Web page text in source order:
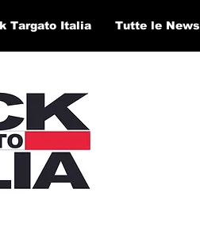
Targato Italia Tutte le News